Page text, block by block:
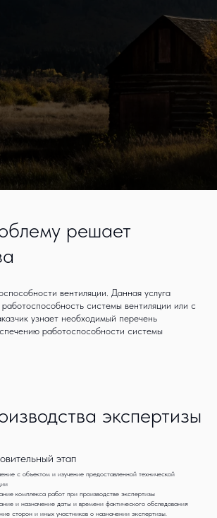
решает
вентиляции. Данная услуга
системы вентиляции или с
узнает необходимый перечень
работоспособности системы
экспертизы
этап
с объектом и изучение предоставленной технической
комплекса работ при производстве экспертизы
и назначение даты и времени фактического обследования
сторон и иных участников о назначении экспертизы.